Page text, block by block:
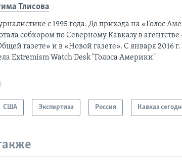
Тлисовa
с 1995 года. До прихода на «Голос
собкором по Северному Кавказу в
газете» и в «Новой газете». С января 2016
Extremism Watch Desk "Голоса Америки"
США Экспертиза Россия Кавказ